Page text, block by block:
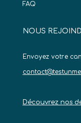
FAQ
NOUS
Envoyez votre
Découvrez nos